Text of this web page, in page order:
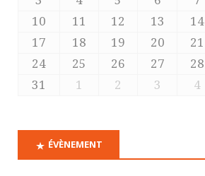
10
11 12 13 14
17
18 19 20 21
24
25 26 27 28
31
1 2 3 4
ÉVÈNEMENT